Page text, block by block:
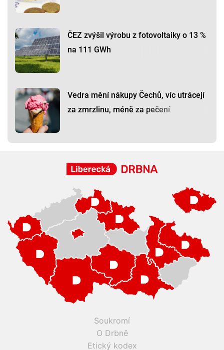
ČEZ zvýšil výrobu z fotovoltaiky o 13 %
na 111 GWh
Vedra mění nákupy Čechů, víc utrácejí
za zmrzlinu, méně za pečení
Soukromí
O Drbně
Etický kodex